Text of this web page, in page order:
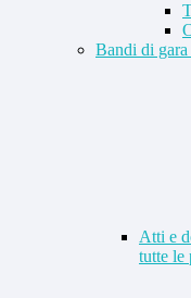
Bandi di gara
Atti e
tutte le